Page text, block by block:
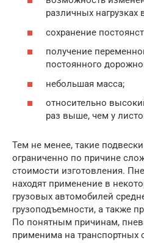
различных нагрузках
сохранение
получение
постоянного
небольшая масса;
относительно
раз выше, чем у
Тем не менее, такие
ограниченно по причине
стоимости изготовления.
находят применение в
грузовых автомобилей
грузоподъемности, а также
По понятным причинам,
применима на транспортных